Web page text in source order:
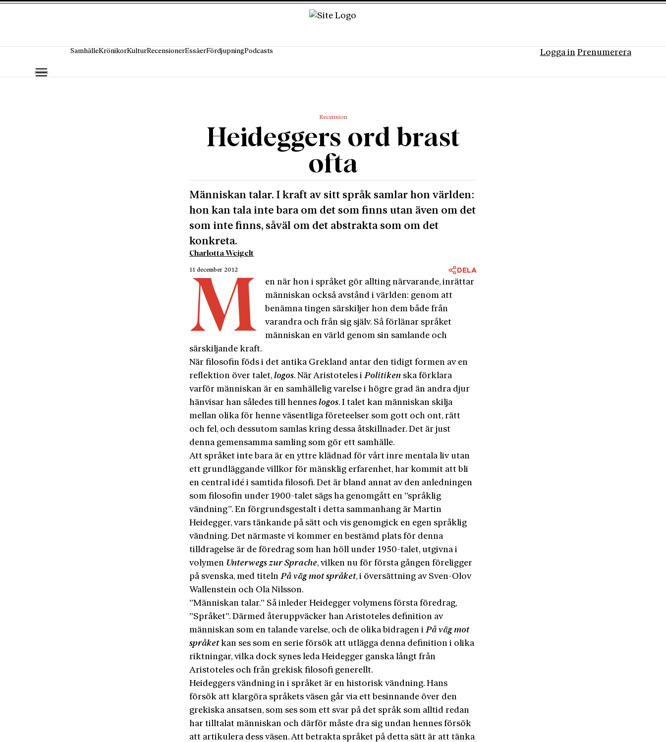
SamhälleKrönikorKulturRecensionerEssäerFördjupningPodcasts Logga in Prenumerera
Recension
Heideggers ord brast
ofta
Människan talar. I kraft av sitt språk samlar hon världen:
hon kan tala inte bara om det som finns utan även om det
som inte finns, såväl om det abstrakta som om det
konkreta.
Charlotta Weigelt
11 december 2012 DELA
M
en när hon i språket gör allting närvarande, inrättar
människan också avstånd i världen: genom att
benämna tingen särskiljer hon dem både från
varandra och från sig själv. Så förlänar språket
människan en värld genom sin samlande och
särskiljande kraft.
När filosofin föds i det antika Grekland antar den tidigt formen av en
reflektion över talet,logos. När Aristoteles iPolitiken ska förklara
varför människan är en samhällelig varelse i högre grad än andra djur
hänvisar han således till henneslogos. I talet kan människan skilja
mellan olika för henne väsentliga företeelser som gott och ont, rätt
och fel, och dessutom samlas kring dessa åtskillnader. Det är just
denna gemensamma samling som gör ett samhälle.
Att språket inte bara är en yttre klädnad för vårt inre mentala liv utan
ett grundläggande villkor för mänsklig erfarenhet, har kommit att bli
en central idé i samtida filosofi. Det är bland annat av den anledningen
som filosofin under 1900-talet sägs ha genomgått en ”språklig
vändning”. En förgrundsgestalt i detta sammanhang är Martin
Heidegger, vars tänkande på sätt och vis genomgick en egen språklig
vändning. Det närmaste vi kommer en bestämd plats för denna
tilldragelse är de föredrag som han höll under 1950-talet, utgivna i
volymen Unterwegs zur Sprache, vilken nu för första gången föreligger
på svenska, med titelnPå väg mot språket, i översättning av Sven-Olov
Wallenstein och Ola Nilsson.
”Människan talar.” Så inleder Heidegger volymens första föredrag,
”Språket”. Därmed återuppväcker han Aristoteles definition av
människan som en talande varelse, och de olika bidragen iPå väg mot
språketkan ses som en serie försök att utlägga denna definition i olika
riktningar, vilka dock synes leda Heidegger ganska långt från
Aristoteles och från grekisk filosofi generellt.
Heideggers vändning in i språket är en historisk vändning. Hans
försök att klargöra språkets väsen går via ett besinnande över den
grekiska ansatsen, som ses som ett svar på det språk som alltid redan
har tilltalat människan och därför måste dra sig undan hennes försök
att artikulera dess väsen. Att betrakta språket på detta sätt är att tänka